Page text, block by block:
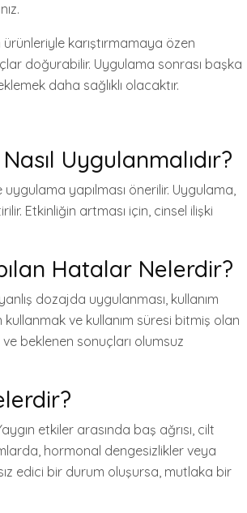
karıştırmamaya özen
doğurabilir. Uygulama sonrası başka
daha sağlıklı olacaktır.
Uygulanmalıdır?
yapılması önerilir. Uygulama,
Etkinliğin artması için, cinsel ilişki
Hatalar Nelerdir?
dozajda uygulanması, kullanım
ve kullanım süresi bitmiş olan
beklenen sonuçları olumsuz
etkiler arasında baş ağrısı, cilt
hormonal dengesizlikler veya
edici bir durum oluşursa, mutlaka bir